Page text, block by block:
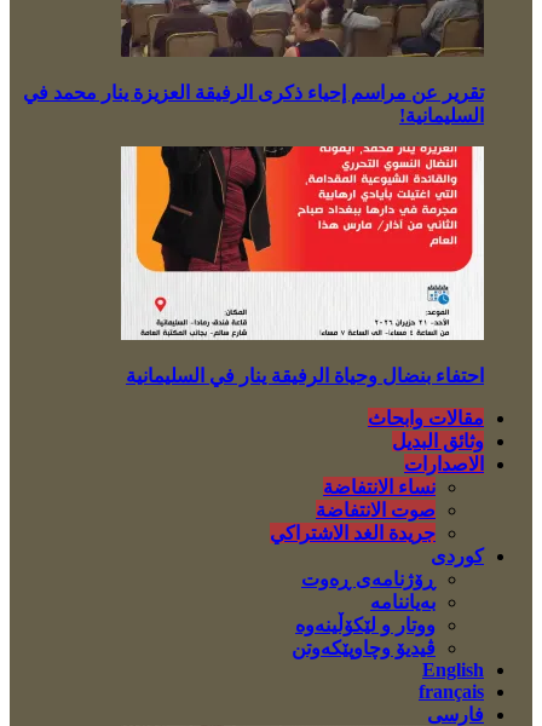
تقرير عن مراسم إحياء ذكرى الرفيقة العزيزة ينار محمد في
السليمانية!
احتفاء بنضال وحياة الرفيقة ينار في السليمانية
مقالات وابحاث
وثائق البديل
الاصدارات
نساء الانتفاضة
صوت الانتفاضة
جريدة الغد الاشتراكي
کوردی
ڕۆژنامەی ڕەوت
بەیاننامە
ووتار و لێکۆڵینەوە
ڤیدیۆ وچاوپێکەوتن
English
français
فارسی